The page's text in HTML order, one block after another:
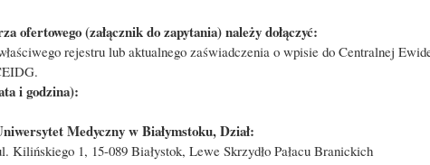
ofertowego (załącznik do zapytania) należy dołączyć:
rejestru lub aktualnego zaświadczenia o wpisie do Centralnej
i godzina):
Medyczny w Białymstoku, Dział:
1, 15-089 Białystok, Lewe Skrzydło Pałacu Branickich